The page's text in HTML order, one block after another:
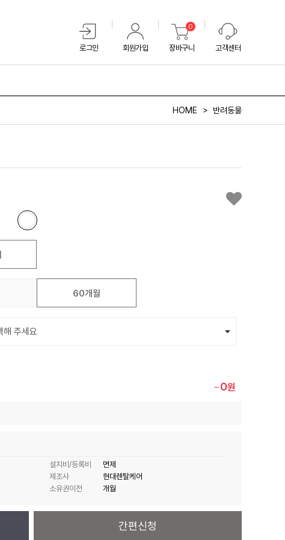
로그인 회원가입
0
장바구니 고객센터
HOME 반려동물
60개월
0원
설치비/등록비
면제
제조사
현대렌탈케어
소유권이전 개월
간편신청